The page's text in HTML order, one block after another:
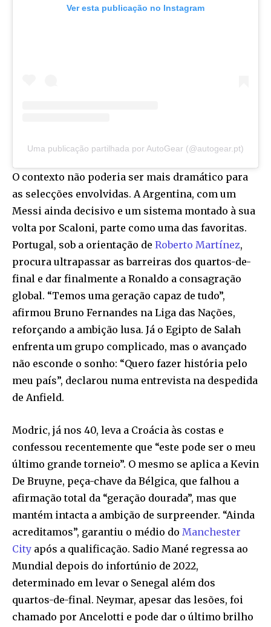
Ver esta publicação no Instagram
Uma publicação partilhada por AutoGear (@autogear.pt)
O contexto não poderia ser mais dramático para
as selecções envolvidas. A Argentina, com um
Messi ainda decisivo e um sistema montado à sua
volta por Scaloni, parte como uma das favoritas.
Portugal, sob a orientação de Roberto Martínez,
procura ultrapassar as barreiras dos quartos-de-
final e dar finalmente a Ronaldo a consagração
global. “Temos uma geração capaz de tudo”,
afirmou Bruno Fernandes na Liga das Nações,
reforçando a ambição lusa. Já o Egipto de Salah
enfrenta um grupo complicado, mas o avançado
não esconde o sonho: “Quero fazer história pelo
meu país”, declarou numa entrevista na despedida
de Anfield.
Modric, já nos 40, leva a Croácia às costas e
confessou recentemente que “este pode ser o meu
último grande torneio”. O mesmo se aplica a Kevin
De Bruyne, peça-chave da Bélgica, que falhou a
afirmação total da “geração dourada”, mas que
mantém intacta a ambição de surpreender. “Ainda
acreditamos”, garantiu o médio do Manchester
City após a qualificação. Sadio Mané regressa ao
Mundial depois do infortúnio de 2022,
determinado em levar o Senegal além dos
quartos-de-final. Neymar, apesar das lesões, foi
chamado por Ancelotti e pode dar o último brilho